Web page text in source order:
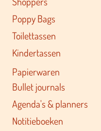
Poppy Bags
Toilettassen
Kindertassen
Papierwaren
Bullet journals
Agenda's & planners
Notitieboeken